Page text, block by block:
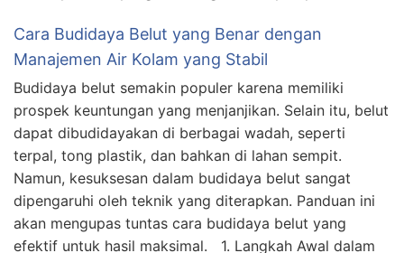
Cara Budidaya Belut yang Benar dengan
Manajemen Air Kolam yang Stabil
Budidaya belut semakin populer karena memiliki
prospek keuntungan yang menjanjikan. Selain itu, belut
dapat dibudidayakan di berbagai wadah, seperti
terpal, tong plastik, dan bahkan di lahan sempit.
Namun, kesuksesan dalam budidaya belut sangat
dipengaruhi oleh teknik yang diterapkan. Panduan ini
akan mengupas tuntas cara budidaya belut yang
efektif untuk hasil maksimal. 1. Langkah Awal dalam